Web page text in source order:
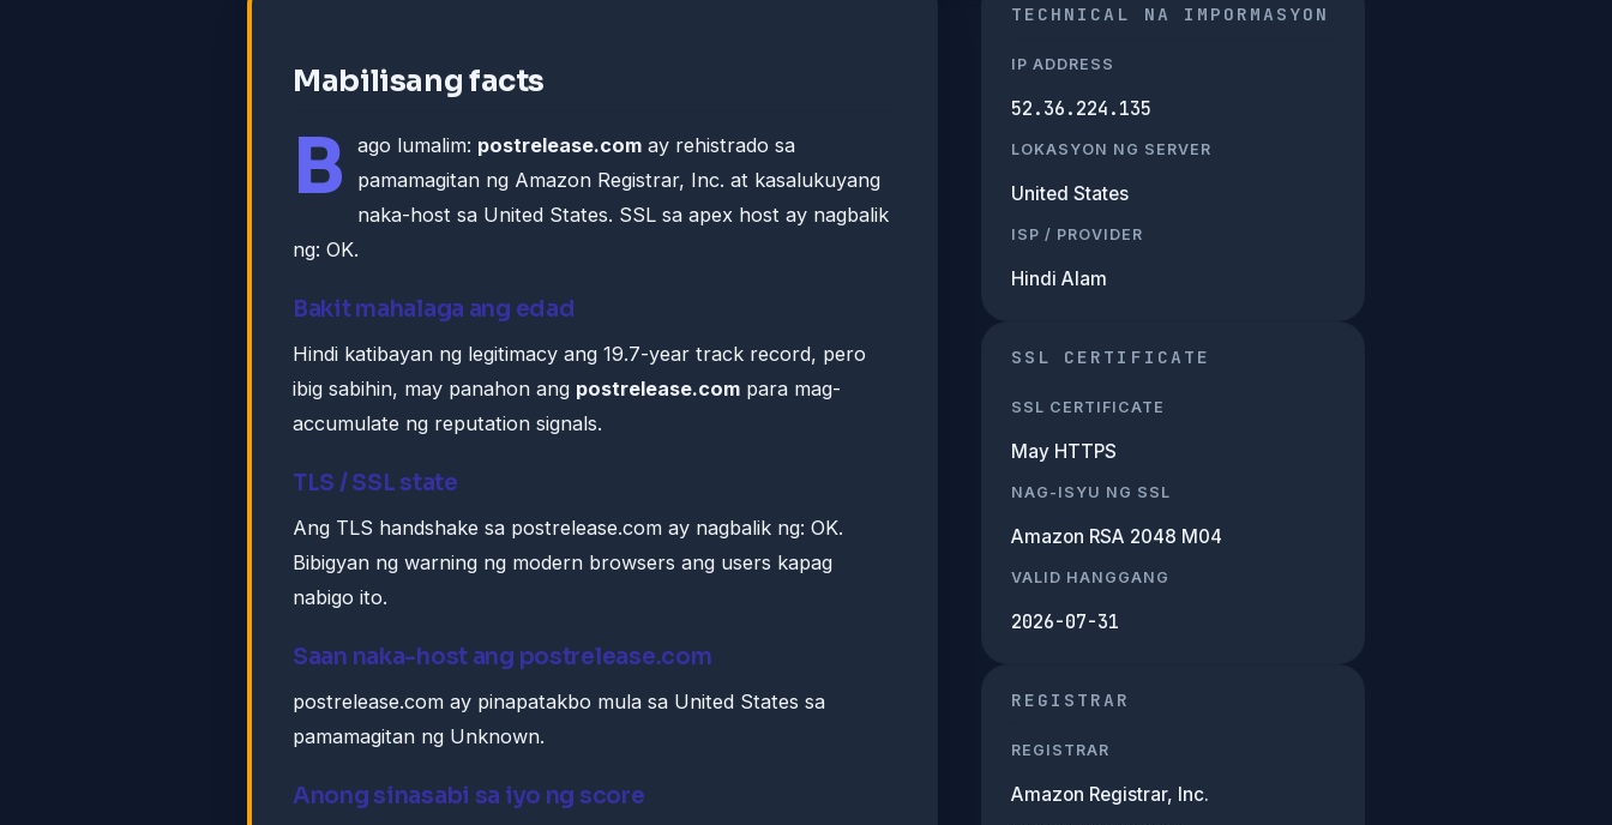
Mabilisang facts
B ago lumalim: postrelease.com ay rehistrado sa
pamamagitan ng Amazon Registrar, Inc. at kasalukuyang
naka-host sa United States. SSL sa apex host ay nagbalik
ng: OK.
Bakit mahalaga ang edad
Hindi katibayan ng legitimacy ang 19.7-year track record, pero
ibig sabihin, may panahon ang postrelease.com para mag-
accumulate ng reputation signals.
TLS / SSL state
Ang TLS handshake sa postrelease.com ay nagbalik ng: OK.
Bibigyan ng warning ng modern browsers ang users kapag
nabigo ito.
Saan naka-host ang postrelease.com
postrelease.com ay pinapatakbo mula sa United States sa
pamamagitan ng Unknown.
Anong sinasabi sa iyo ng score
TECHNICAL NA IMPORMASYON
IP ADDRESS
52.36.224.135
LOKASYON NG SERVER
United States
ISP / PROVIDER
Hindi Alam
SSL CERTIFICATE
SSL CERTIFICATE
May HTTPS
NAG-ISYU NG SSL
Amazon RSA 2048 M04
VALID HANGGANG
2026-07-31
REGISTRAR
REGISTRAR
Amazon Registrar, Inc.